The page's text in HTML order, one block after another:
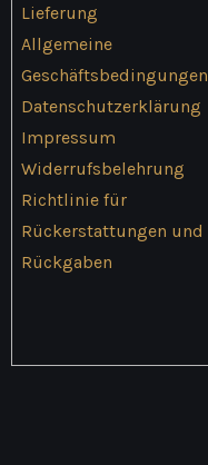
Lieferung
Allgemeine
Geschäftsbedingungen
Datenschutzerklärung
Impressum
Widerrufsbelehrung
Richtlinie für
Rückerstattungen und
Rückgaben